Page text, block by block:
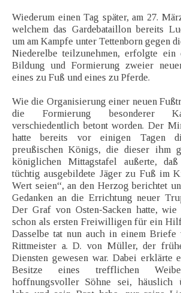
Wiederum einen Tag später, am 27.
welchem das Gardebataillon bereits
um am Kampfe unter Tettenborn gegen
Niederelbe teilzunehmen, erfolgte
Bildung und Formierung zweier
eines zu Fuß und eines zu Pferde.
Wie die Organisierung einer neuen
die Formierung besonderer
verschiedentlich betont worden. Der
hatte bereits vor einigen Tagen
preußischen Königs, die dieser ihm
königlichen Mittagstafel außerte,
tüchtig ausgebildete Jäger zu Fuß im
Wert seien“, an den Herzog berichtet
Gedanken an die Errichtung neuer
Der Graf von Osten-Sacken hatte, wie
schon als ersten Freiwilligen für ein
Dasselbe tat nun auch in einem
Rittmeister a. D. von Müller, der
Diensten gewesen war. Dabei erklärte
Besitze eines trefflichen
hoffnungsvoller Söhne sei, häuslich